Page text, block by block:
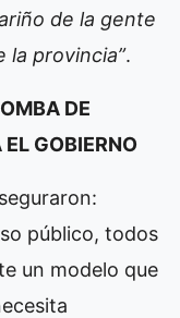
de la gente
la provincia”.
DE
GOBIERNO
público, todos
un modelo que